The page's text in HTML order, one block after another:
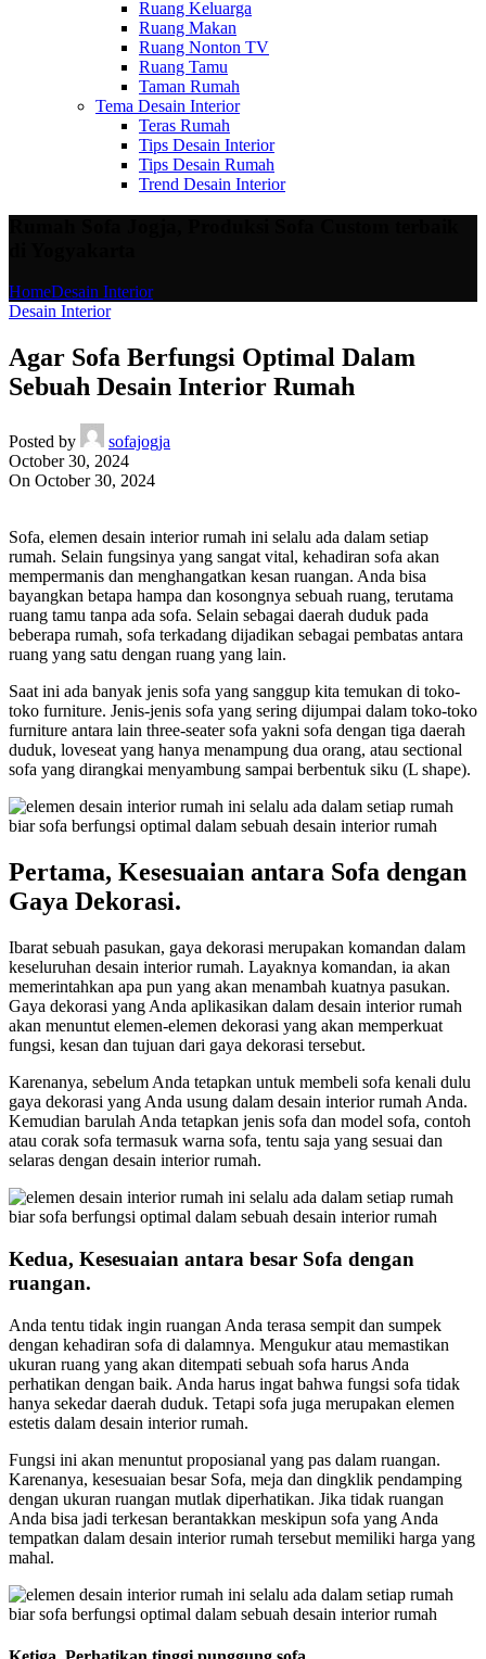
Ruang Keluarga
Ruang Makan
Ruang Nonton TV
Ruang Tamu
Taman Rumah
Tema Desain Interior
Teras Rumah
Tips Desain Interior
Tips Desain Rumah
Trend Desain Interior
HomeDesain Interior
Desain Interior
Agar Sofa Berfungsi Optimal Dalam
Sebuah Desain Interior Rumah
Posted by
sofajogja
October 30, 2024
On October 30, 2024
Sofa, elemen desain interior rumah ini selalu ada dalam setiap
rumah. Selain fungsinya yang sangat vital, kehadiran sofa akan
mempermanis dan menghangatkan kesan ruangan. Anda bisa
bayangkan betapa hampa dan kosongnya sebuah ruang, terutama
ruang tamu tanpa ada sofa. Selain sebagai daerah duduk pada
beberapa rumah, sofa terkadang dijadikan sebagai pembatas antara
ruang yang satu dengan ruang yang lain.
Saat ini ada banyak jenis sofa yang sanggup kita temukan di toko-
toko furniture. Jenis-jenis sofa yang sering dijumpai dalam toko-toko
furniture antara lain three-seater sofa yakni sofa dengan tiga daerah
duduk, loveseat yang hanya menampung dua orang, atau sectional
sofa yang dirangkai menyambung sampai berbentuk siku (L shape).
Pertama, Kesesuaian antara Sofa dengan
Gaya Dekorasi.
Ibarat sebuah pasukan, gaya dekorasi merupakan komandan dalam
keseluruhan desain interior rumah. Layaknya komandan, ia akan
memerintahkan apa pun yang akan menambah kuatnya pasukan.
Gaya dekorasi yang Anda aplikasikan dalam desain interior rumah
akan menuntut elemen-elemen dekorasi yang akan memperkuat
fungsi, kesan dan tujuan dari gaya dekorasi tersebut.
Karenanya, sebelum Anda tetapkan untuk membeli sofa kenali dulu
gaya dekorasi yang Anda usung dalam desain interior rumah Anda.
Kemudian barulah Anda tetapkan jenis sofa dan model sofa, contoh
atau corak sofa termasuk warna sofa, tentu saja yang sesuai dan
selaras dengan desain interior rumah.
Kedua, Kesesuaian antara besar Sofa dengan
ruangan.
Anda tentu tidak ingin ruangan Anda terasa sempit dan sumpek
dengan kehadiran sofa di dalamnya. Mengukur atau memastikan
ukuran ruang yang akan ditempati sebuah sofa harus Anda
perhatikan dengan baik. Anda harus ingat bahwa fungsi sofa tidak
hanya sekedar daerah duduk. Tetapi sofa juga merupakan elemen
estetis dalam desain interior rumah.
Fungsi ini akan menuntut proposianal yang pas dalam ruangan.
Karenanya, kesesuaian besar Sofa, meja dan dingklik pendamping
dengan ukuran ruangan mutlak diperhatikan. Jika tidak ruangan
Anda bisa jadi terkesan berantakkan meskipun sofa yang Anda
tempatkan dalam desain interior rumah tersebut memiliki harga yang
mahal.